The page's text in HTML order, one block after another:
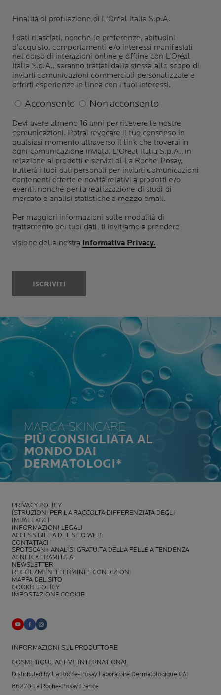
Finalità di profilazione di L'Oréal Italia S.p.A.
I dati rilasciati, nonché le preferenze, abitudini
d’acquisto, comportamenti e/o interessi manifestati
nel corso di interazioni online e offline con L’Oréal
Italia S.p.A., saranno trattati dalla stessa allo scopo di
inviarti comunicazioni commerciali personalizzate e
offrirti esperienze in linea con i tuoi interessi.
Acconsento Non acconsento
Devi avere almeno 16 anni per ricevere le nostre
comunicazioni. Potrai revocare il tuo consenso in
qualsiasi momento attraverso il link che troverai in
ogni comunicazione inviata. L'Oréal Italia S.p.A., in
relazione ai prodotti e servizi di La Roche-Posay,
tratterà i tuoi dati personali per inviarti comunicazioni
contenenti offerte e novità relativi a prodotti e/o
eventi, nonché per la realizzazione di studi di
mercato e analisi statistiche a mezzo email.
Per maggiori informazioni sulle modalità di
trattamento dei tuoi dati, ti invitiamo a prendere
visione della nostra Informativa Privacy.
ISCRIVITI
MARCA SKINCARE
PIÙ CONSIGLIATA AL
MONDO DAI
DERMATOLOGI*
PRIVACY POLICY
ISTRUZIONI PER LA RACCOLTA DIFFERENZIATA DEGLI
IMBALLAGGI
INFORMAZIONI LEGALI
ACCESSIBILITÀ DEL SITO WEB
CONTATTACI
SPOTSCAN+ ANALISI GRATUITA DELLA PELLE A TENDENZA
ACNEICA TRAMITE AI
NEWSLETTER
REGOLAMENTI TERMINI E CONDIZIONI
MAPPA DEL SITO
COOKIE POLICY
IMPOSTAZIONE COOKIE
INFORMAZIONI SUL PRODUTTORE
COSMETIQUE ACTIVE INTERNATIONAL
Distributed by La Roche-Posay Laboratoire Dermatologique CAI
86270 La Roche-Posay France